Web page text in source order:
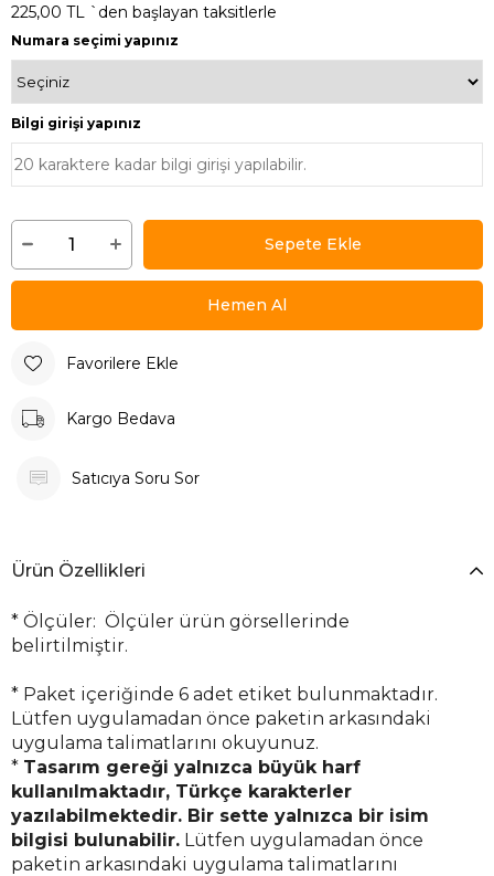
225,00 TL `den başlayan taksitlerle
Numara seçimi yapınız
Bilgi girişi yapınız
Favorilere Ekle
Kargo Bedava
Satıcıya Soru Sor
Ürün Özellikleri
* Ölçüler: Ölçüler ürün görsellerinde
belirtilmiştir.
* Paket içeriğinde 6 adet etiket bulunmaktadır.
Lütfen uygulamadan önce paketin arkasındaki
uygulama talimatlarını okuyunuz.
* Tasarım gereği yalnızca büyük harf
kullanılmaktadır, Türkçe karakterler
yazılabilmektedir. Bir sette yalnızca bir isim
bilgisi bulunabilir. Lütfen uygulamadan önce
paketin arkasındaki uygulama talimatlarını